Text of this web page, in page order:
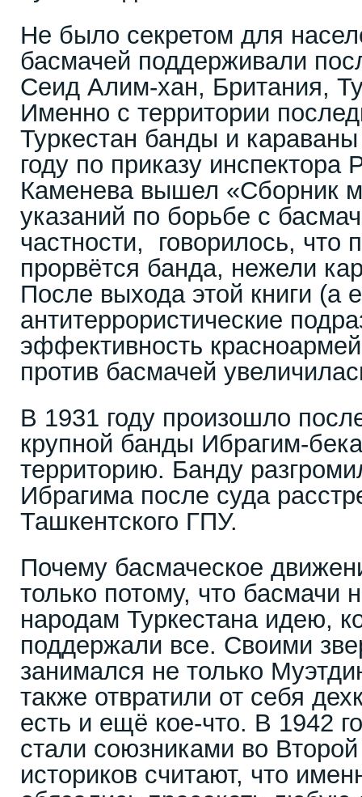
Не было секретом для
басмачей поддерживали
Сеид Алим-хан, Британия,
Именно с территории
Туркестан банды и
году по приказу инспектора
Каменева вышел «Сборник
указаний по борьбе с
частности, говорилось, что
прорвётся банда, нежели
После выхода этой книги (а
антитеррористические
эффективность
против басмачей
В 1931 году произошло
крупной банды Ибрагим-
территорию. Банду
Ибрагима после суда
Ташкентского ГПУ.
Почему басмаческое
только потому, что басмачи
народам Туркестана идею,
поддержали все. Своими
занимался не только
также отвратили от себя
есть и ещё кое-что. В 1942
стали союзниками во
историков считают, что